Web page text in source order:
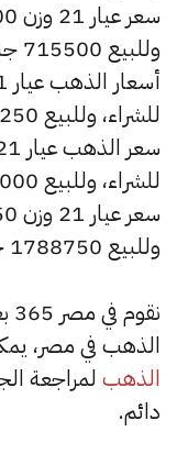
وللبيع 715500 جنيه.
للشراء، وللبيع 1073250 جنيه.
للشراء، وللبيع 1431000 جنيه.
وللبيع 1788750 جنيه.
الذهب في مصر،
الذهب لمراجعة
دائم.